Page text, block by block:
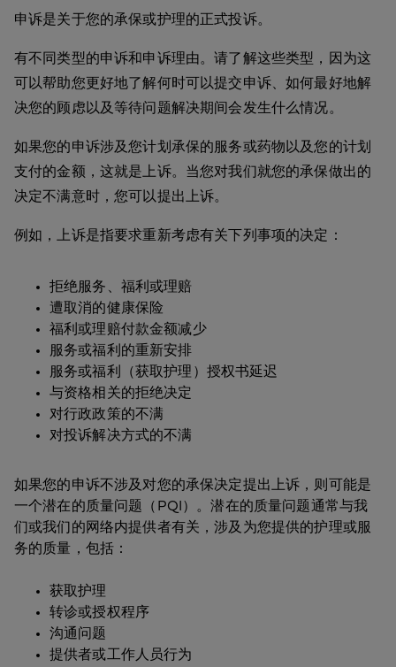
申诉是关于您的承保或护理的正式投诉。
有不同类型的申诉和申诉理由。请了解这些类型，因为这
可以帮助您更好地了解何时可以提交申诉、如何最好地解
决您的顾虑以及等待问题解决期间会发生什么情况。
如果您的申诉涉及您计划承保的服务或药物以及您的计划
支付的金额，这就是上诉。当您对我们就您的承保做出的
决定不满意时，您可以提出上诉。
例如，上诉是指要求重新考虑有关下列事项的决定：
拒绝服务、福利或理赔
遭取消的健康保险
福利或理赔付款金额减少
服务或福利的重新安排
服务或福利（获取护理）授权书延迟
与资格相关的拒绝决定
对行政政策的不满
对投诉解决方式的不满
如果您的申诉不涉及对您的承保决定提出上诉，则可能是
一个潜在的质量问题（PQI）。潜在的质量问题通常与我
们或我们的网络内提供者有关，涉及为您提供的护理或服
务的质量，包括：
获取护理
转诊或授权程序
沟通问题
提供者或工作人员行为